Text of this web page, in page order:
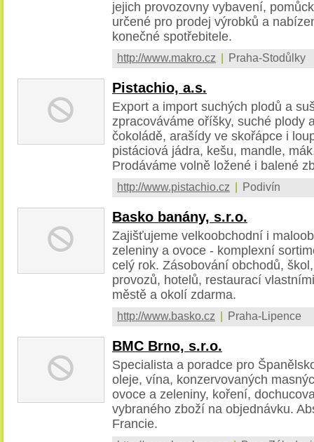
jejich provozovny vybavení,
určené pro prodej výrobků a
konečné spotřebitele.
http://www.makro.cz | Praha-Stodůlky
Pistachio, a.s.
Export a import suchých plodů a
zpracováváme oříšky, suché plody
čokoládě, arašídy ve skořápce i
pistáciová jádra, kešu, mandle,
Prodáváme volně ložené i balené
http://www.pistachio.cz | Podivín
Basko banány, s.r.o.
Zajišťujeme velkoobchodní i
zeleniny a ovoce - komplexní
celý rok. Zásobování obchodů,
provozů, hotelů, restaurací
městě a okolí zdarma.
http://www.basko.cz | Praha-Lipence
BMC Brno, s.r.o.
Specialista a poradce pro
oleje, vína, konzervovaných
ovoce a zeleniny, koření,
vybraného zboží na objednávku.
Francie.